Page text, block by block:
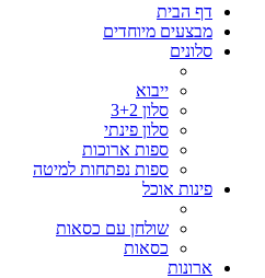
דף הבית
מבצעים מיוחדים
סלונים
ייבוא
סלון 3+2
סלון פינתי
ספות ארוכות
ספות נפתחות למיטה
פינות אוכל
שולחן עם כסאות
כסאות
ארונות